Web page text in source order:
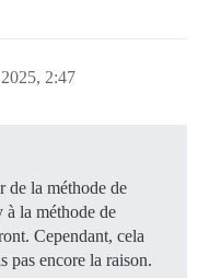
2:47
de la méthode de
à la méthode de
Cependant, cela
pas encore la raison.